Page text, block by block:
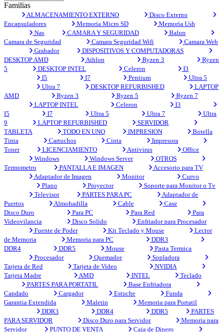
Familias
ALMACENAMIENTO EXTERNO
Disco Externo
Encapsuladores
Memoria Micro SD
Memoria Usb
Nas
CAMARA Y SEGURIDAD
Balun
Camara de Seguridad
Camara Seguridad Wifi
Camara Web
Grabador
DISPOSITIVOS Y COMPUTADORAS
DESKTOP AMD
Athlon Ryzen 3
Ryzen
5
DESKTOP INTEL Celeron
I3
I5
I7 Pentium
Ultra 5
Ultra 7
DESKTOP REFURBISHED
LAPTOP
AMD
Ryzen 3 Ryzen 5
Ryzen 7
LAPTOP INTEL
Celeron
I3
I5
I7 Ultra 5 Ultra 7
Ultra
9
LAPTOP REFURBISHED
SERVIDOR
TABLETA
TODO EN UNO IMPRESION
Botella
Tinta
Cartuchos Cinta
Impresora
Toner
LICENCIAMIENTO Antivirus
Office
Windows
Windows Server
OTROS
Termometro
PANTALLA E IMAGEN
Accesorio para TV
Adaptador de Imagen
Monitor
Curvo
Plano
Proyector
Soporte para Monitor o Tv
Televisor
PARTES PARA PC
Adaptador de
Puertos
Almohadilla Cable
Case
Disco Duro
Para PC Para Red
Para
Videovilancia
Disco Solido
Enfriador para Procesador
Fuente de Poder
Kit Teclado y Mouse
Lector
de Memoria
Memoria para PC
DDR3
DDR4
DDR5 Mouse
Pasta Termica
Procesador
Quemador
Sopladora
Tarjeta de Red
Tarjeta de Video
NVIDIA
Tarjeta Madre
AMD INTEL
Teclado
PARTES PARA PORTATIL
Base Enfriadora
Candado
Cargador Estuche
Funda
Garantia Extendida
Maletin
Memoria para Portatil
DDR3
DDR4 DDR5
PARTES
PARA SERVIDOR
Disco Duro para Servidor
Memoria para
Servidor
PUNTO DE VENTA Caja de Dinero